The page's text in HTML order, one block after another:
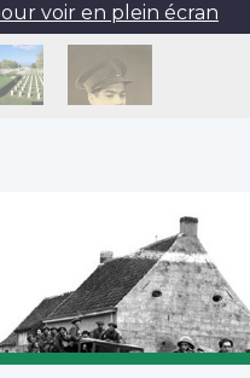
voir en plein écran